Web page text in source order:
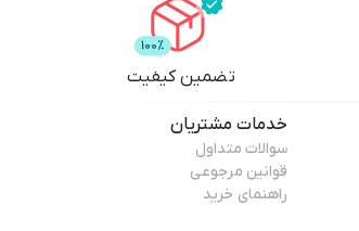
تضمین کیفیت
خدمات مشتریان
سوالات متداول
قوانین مرجوعی
راهنمای خرید